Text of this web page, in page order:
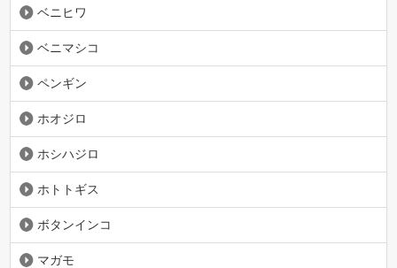
ベニヒワ
ベニマシコ
ペンギン
ホオジロ
ホシハジロ
ホトトギス
ボタンインコ
マガモ